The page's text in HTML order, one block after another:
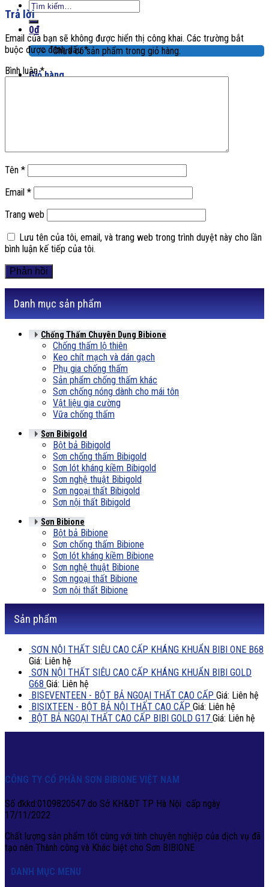
Tìm
kiếm:
0₫
Chưa có sản phẩm trong giỏ hàng.
Giỏ hàng
Trả lời
Email của bạn sẽ không được hiển thị công khai. Các trường bắt
buộc được đánh dấu*
Bình luận*
Tên *
Email *
Trang web
Lưu tên của tôi, email, và trang web trong trình duyệt này cho lần
bình luận kế tiếp của tôi.
Danh mục sản phẩm
Chống Thấm Chuyên Dụng Bibione
Chống thấm lộ thiên
Keo chít mạch và dán gạch
Phụ gia chống thấm
Sản phẩm chống thấm khác
Sơn chống nóng dành cho mái tôn
Vật liệu gia cường
Vữa chống thấm
Sơn Bibigold
Bột bả Bibigold
Sơn chống thấm Bibigold
Sơn lót kháng kiềm Bibigold
Sơn nghệ thuật Bibigold
Sơn ngoại thất Bibigold
Sơn nội thất Bibigold
Sơn Bibione
Bột bả Bibione
Sơn chống thấm Bibione
Sơn lót kháng kiềm Bibione
Sơn nghệ thuật Bibione
Sơn ngoại thất Bibione
Sơn nội thất Bibione
Sản phẩm
SƠN NỘI THẤT SIÊU CAO CẤP KHÁNG KHUẨN BIBI ONE B68
Giá: Liên hệ
SƠN NỘI THẤT SIÊU CAO CẤP KHÁNG KHUẨN BIBI GOLD
G68 Giá: Liên hệ
BISEVENTEEN - BỘT BẢ NGOẠI THẤT CAO CẤP Giá: Liên hệ
BISIXTEEN - BỘT BẢ NỘI THẤT CAO CẤP Giá: Liên hệ
BỘT BẢ NGOẠI THẤT CAO CẤP BIBI GOLD G17 Giá: Liên hệ
CÔNG TY CỔ PHẦN SƠN BIBIONE VIỆT NAM
Số đkkd:0109820547 do Sở KH&ĐT TP Hà Nội cấp ngày
17/11/2022
Chất lượng sản phẩm tốt cùng với tính chuyên nghiệp của dịch vụ đã
tạo nên Thành công và Khác biệt cho Sơn BIBIONE
DANH MỤC MENU